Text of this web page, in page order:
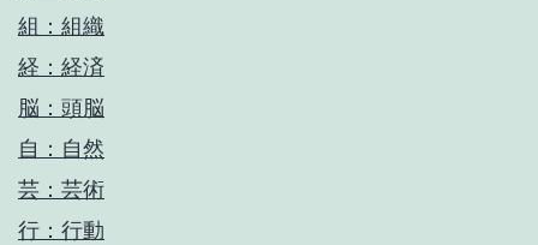
組：組織
経：経済
脳：頭脳
自：自然
芸：芸術
行：行動